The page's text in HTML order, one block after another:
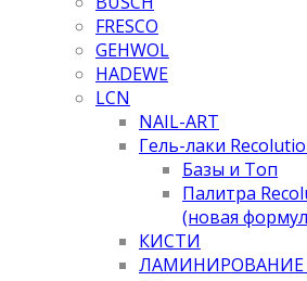
FRESCO
GEHWOL
HADEWE
LCN
NAIL-ART
Гель-лаки
Базы и Топ
Палитра
(новая
КИСТИ
ЛАМИНИРОВАНИЕ